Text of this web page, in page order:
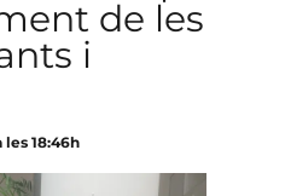
de les
i
18:46h